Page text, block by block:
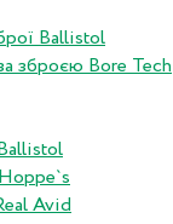
Ballistol
зброєю Bore Tech
Avid